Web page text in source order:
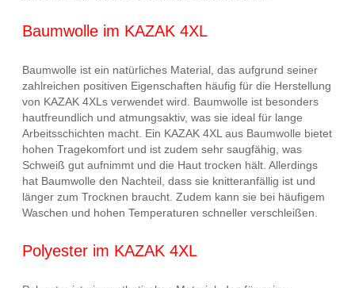
Baumwolle im KAZAK 4XL
Baumwolle ist ein natürliches Material, das aufgrund seiner
zahlreichen positiven Eigenschaften häufig für die Herstellung
von KAZAK 4XLs verwendet wird. Baumwolle ist besonders
hautfreundlich und atmungsaktiv, was sie ideal für lange
Arbeitsschichten macht. Ein KAZAK 4XL aus Baumwolle bietet
hohen Tragekomfort und ist zudem sehr saugfähig, was
Schweiß gut aufnimmt und die Haut trocken hält. Allerdings
hat Baumwolle den Nachteil, dass sie knitteranfällig ist und
länger zum Trocknen braucht. Zudem kann sie bei häufigem
Waschen und hohen Temperaturen schneller verschleißen.
Polyester im KAZAK 4XL